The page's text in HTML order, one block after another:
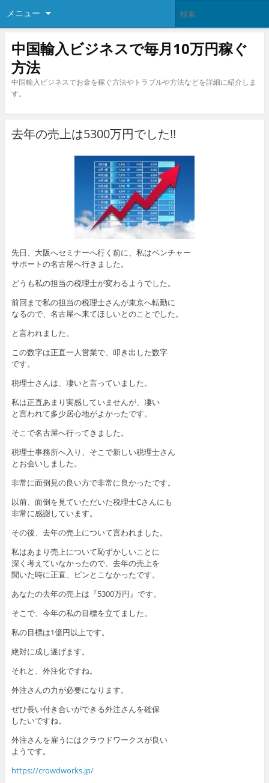
メニュー
中国輸入ビジネスで毎月10万円稼ぐ
方法
中国輸入ビジネスでお金を稼ぐ方法やトラブルや方法などを詳細に紹介しま
す。
去年の売上は5300万円でした!!
先日、大阪へセミナーへ行く前に、私はベンチャー
サポートの名古屋へ行きました。
どうも私の担当の税理士が変わるようでした。
前回まで私の担当の税理士さんが東京へ転勤に
なるので、名古屋へ来てほしいとのことでした。
と言われました。
この数字は正直一人営業で、叩き出した数字
です。
税理士さんは、凄いと言っていました。
私は正直あまり実感していませんが、凄い
と言われて多少居心地がよかったです。
そこで名古屋へ行ってきました。
税理士事務所へ入り、そこで新しい税理士さん
とお会いしました。
非常に面倒見の良い方で非常に良かったです。
以前、面倒を見ていただいた税理士Cさんにも
非常に感謝しています。
その後、去年の売上について言われました。
私はあまり売上について恥ずかしいことに
深く考えていなかったので、去年の売上を
聞いた時に正直、ピンとこなかったです。
あなたの去年の売上は『5300万円』です。
そこで、今年の私の目標を立てました。
私の目標は1億円以上です。
絶対に成し遂げます。
それと、外注化ですね。
外注さんの力が必要になります。
ぜひ長い付き合いができる外注さんを確保
したいですね。
外注さんを雇うにはクラウドワークスが良い
ようです。
https://crowdworks.jp/